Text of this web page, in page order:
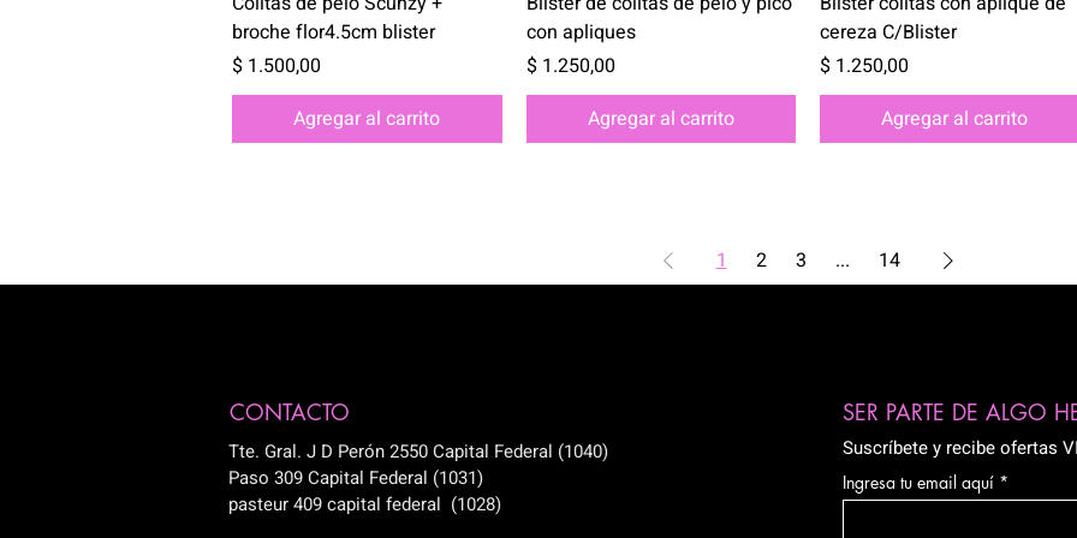
broche flor4.5cm blister
Precio
$ 1.500,00
Agregar al carrito
con apliques
Precio
$ 1.250,00
Agregar al carrito
cereza C/Blister
Precio
$ 1.250,00
Agregar al carrito
1 2 3 ... 14
CONTACTO SER PARTE DE ALGO
Suscríbete y recibe ofertas
Ingresa tu email aquí
Tte. Gral. J D Perón 2550 Capital Federal (1040)
Paso 309 Capital Federal (1031)
pasteur 409 capital federal (1028)